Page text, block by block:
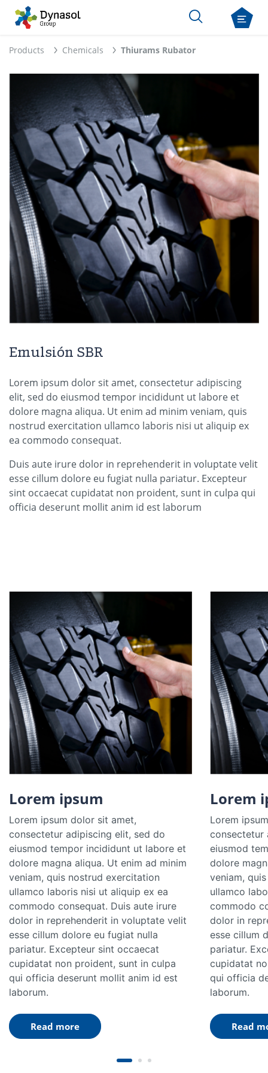
Products Chemicals Thiurams Rubator
Emulsión SBR
Lorem ipsum dolor sit amet, consectetur adipiscing
elit, sed do eiusmod tempor incididunt ut labore et
dolore magna aliqua. Ut enim ad minim veniam, quis
nostrud exercitation ullamco laboris nisi ut aliquip ex
ea commodo consequat.
Duis aute irure dolor in reprehenderit in voluptate velit
esse cillum dolore eu fugiat nulla pariatur. Excepteur
sint occaecat cupidatat non proident, sunt in culpa qui
officia deserunt mollit anim id est laborum
Lorem ipsum
Lorem ipsum dolor sit amet,
consectetur adipiscing elit, sed do
eiusmod tempor incididunt ut labore et
dolore magna aliqua. Ut enim ad minim
veniam, quis nostrud exercitation
ullamco laboris nisi ut aliquip ex ea
commodo consequat. Duis aute irure
dolor in reprehenderit in voluptate velit
esse cillum dolore eu fugiat nulla
pariatur. Excepteur sint occaecat
cupidatat non proident, sunt in culpa
qui officia deserunt mollit anim id est
laborum.
Read more
Lorem
Lorem
consectetur
eiusmod
dolore
veniam,
ullamco
commodo
dolor in
esse cillum
pariatur.
cupidatat
qui officia
laborum.
Read